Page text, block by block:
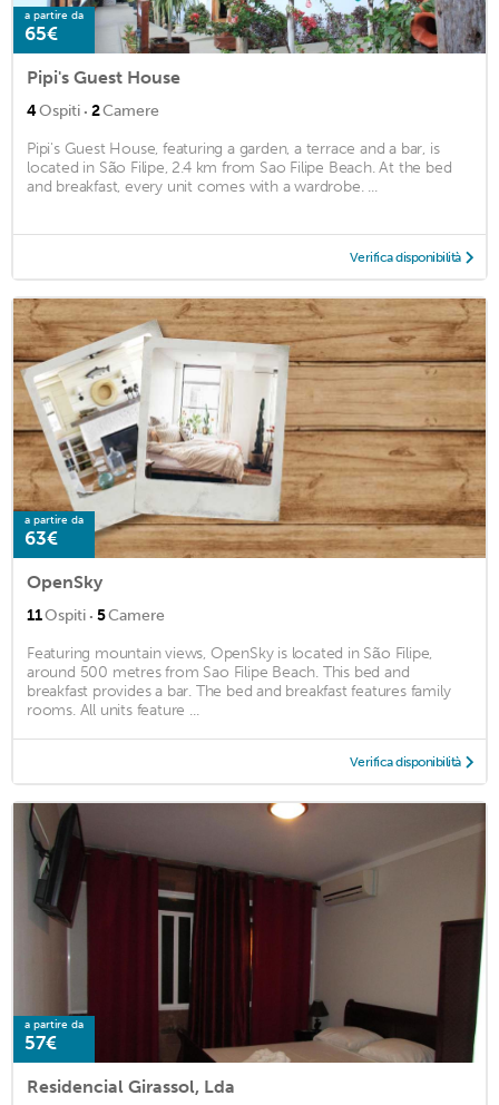
a partire da
65€
Pipi's Guest House
4Ospiti · 2Camere
Pipi's Guest House, featuring a garden, a terrace and a bar, is
located in São Filipe, 2.4 km from Sao Filipe Beach. At the bed
and breakfast, every unit comes with a wardrobe. ...
Verifica disponibilità
a partire da
63€
OpenSky
11Ospiti · 5Camere
Featuring mountain views, OpenSky is located in São Filipe,
around 500 metres from Sao Filipe Beach. This bed and
breakfast provides a bar. The bed and breakfast features family
rooms. All units feature ...
Verifica disponibilità
a partire da
57€
Residencial Girassol, Lda